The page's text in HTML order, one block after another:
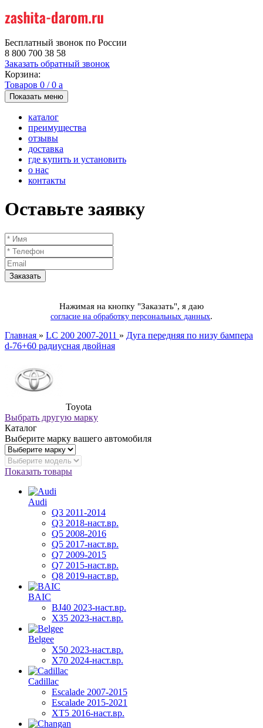
Бесплатный звонок по России
8 800 700 38 58
Заказать обратный звонок
Корзина:
Товаров 0 /0 a
Показать меню
каталог
преимущества
отзывы
доставка
где купить и установить
о нас
контакты
Оставьте заявку
Нажимая на кнопку "Заказать", я даю
согласие на обработку персональных данных.
Главная » LC 200 2007-2011 » Дуга передняя по низу бампера
d-76+60 радиусная двойная
Toyota
Выбрать другую марку
Каталог
Выберите марку вашего автомобиля
Показать товары
Audi
Q3 2011-2014
Q3 2018-наст.вр.
Q5 2008-2016
Q5 2017-наст.вр.
Q7 2009-2015
Q7 2015-наст.вр.
Q8 2019-наст.вр.
BAIC
BJ40 2023-наст.вр.
X35 2023-наст.вр.
Belgee
X50 2023-наст.вр.
X70 2024-наст.вр.
Cadillac
Escalade 2007-2015
Escalade 2015-2021
XT5 2016-наст.вр.